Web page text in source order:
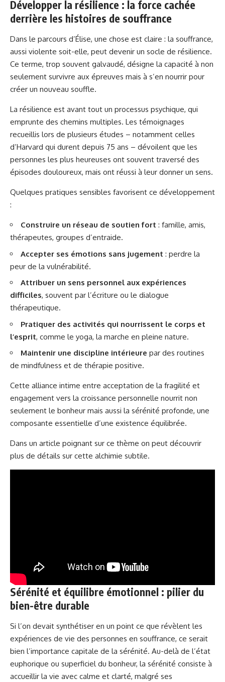
Développer la résilience : la force cachée
derrière les histoires de souffrance
Dans le parcours d’Élise, une chose est claire : la souffrance,
aussi violente soit-elle, peut devenir un socle de résilience.
Ce terme, trop souvent galvaudé, désigne la capacité à non
seulement survivre aux épreuves mais à s’en nourrir pour
créer un nouveau souffle.
La résilience est avant tout un processus psychique, qui
emprunte des chemins multiples. Les témoignages
recueillis lors de plusieurs études – notamment celles
d’Harvard qui durent depuis 75 ans – dévoilent que les
personnes les plus heureuses ont souvent traversé des
épisodes douloureux, mais ont réussi à leur donner un sens.
Quelques pratiques sensibles favorisent ce développement
:
Construire un réseau de soutien fort : famille, amis,
thérapeutes, groupes d’entraide.
Accepter ses émotions sans jugement : perdre la
peur de la vulnérabilité.
Attribuer un sens personnel aux expériences
difficiles, souvent par l’écriture ou le dialogue
thérapeutique.
Pratiquer des activités qui nourrissent le corps et
l’esprit, comme le yoga, la marche en pleine nature.
Maintenir une discipline intérieure par des routines
de mindfulness et de thérapie positive.
Cette alliance intime entre acceptation de la fragilité et
engagement vers la croissance personnelle nourrit non
seulement le bonheur mais aussi la sérénité profonde, une
composante essentielle d’une existence équilibrée.
Dans un article poignant sur ce thème on peut découvrir
plus de détails sur cette alchimie subtile.
Sérénité et équilibre émotionnel : pilier du
bien-être durable
Si l’on devait synthétiser en un point ce que révèlent les
expériences de vie des personnes en souffrance, ce serait
bien l’importance capitale de la sérénité. Au-delà de l’état
euphorique ou superficiel du bonheur, la sérénité consiste à
accueillir la vie avec calme et clarté, malgré ses